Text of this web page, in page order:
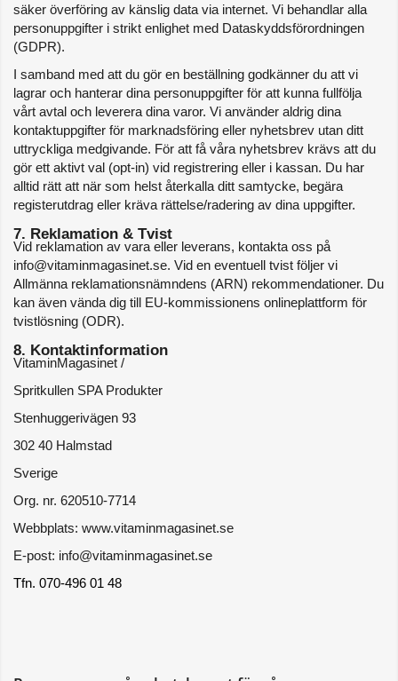
säker överföring av känslig data via internet. Vi behandlar alla
personuppgifter i strikt enlighet med Dataskyddsförordningen
(GDPR).
I samband med att du gör en beställning godkänner du att vi
lagrar och hanterar dina personuppgifter för att kunna fullfölja
vårt avtal och leverera dina varor. Vi använder aldrig dina
kontaktuppgifter för marknadsföring eller nyhetsbrev utan ditt
uttryckliga medgivande. För att få våra nyhetsbrev krävs att du
gör ett aktivt val (opt-in) vid registrering eller i kassan. Du har
alltid rätt att när som helst återkalla ditt samtycke, begära
registerutdrag eller kräva rättelse/radering av dina uppgifter.
7. Reklamation & Tvist
Vid reklamation av vara eller leverans, kontakta oss på
info@vitaminmagasinet.se. Vid en eventuell tvist följer vi
Allmänna reklamationsnämndens (ARN) rekommendationer. Du
kan även vända dig till EU-kommissionens onlineplattform för
tvistlösning (ODR).
8. Kontaktinformation
VitaminMagasinet /
Spritkullen SPA Produkter
Stenhuggerivägen 93
302 40 Halmstad
Sverige
Org. nr. 620510-7714
Webbplats: www.vitaminmagasinet.se
E-post: info@vitaminmagasinet.se
Tfn. 070-496 01 48